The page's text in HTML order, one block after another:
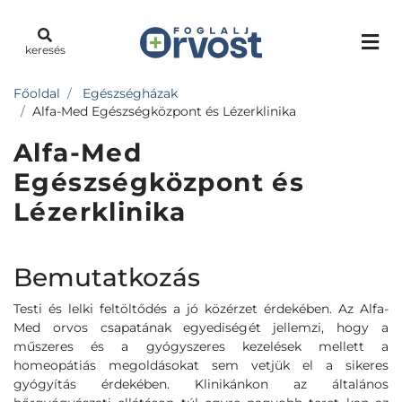
keresés
Főoldal
Egészségházak
Alfa-Med Egészségközpont és Lézerklinika
Alfa-Med
Egészségközpont és
Lézerklinika
Bemutatkozás
Testi és lelki feltöltődés a jó közérzet érdekében. Az Alfa-
Med orvos csapatának egyediségét jellemzi, hogy a
műszeres és a gyógyszeres kezelések mellett a
homeopátiás megoldásokat sem vetjük el a sikeres
gyógyítás érdekében. Klinikánkon az általános